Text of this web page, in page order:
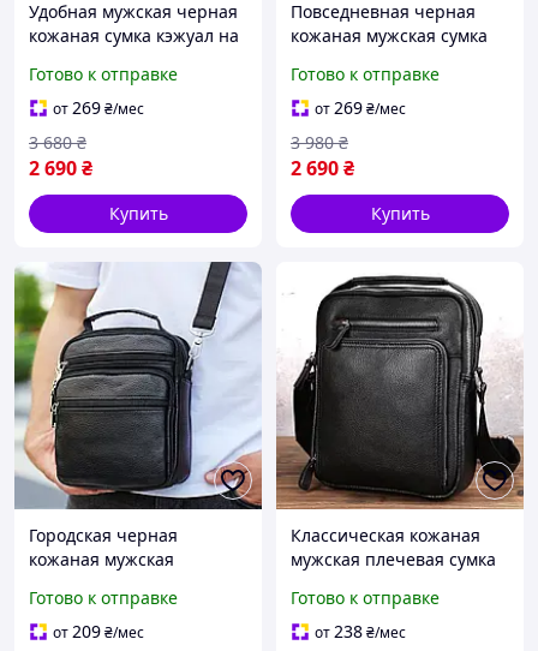
Удобная мужская черная
кожаная сумка кэжуал на
городской мессенджер
для парней
Готово к отправке
от269₴/мес
2 690₴
3 680 ₴
Купить
Повседневная черная
кожаная мужская сумка
отделениями
классический
мессенджер для
документов
Готово к отправке
от269₴/мес
2 690₴
3 980 ₴
Купить
Городская черная
кожаная мужская
стильная плечевая сумка
для телефона и мелочей
Готово к отправке
от209₴/мес
Классическая кожаная
мужская плечевая сумка
барсетка для телефона и
документов
Готово к отправке
от238₴/мес